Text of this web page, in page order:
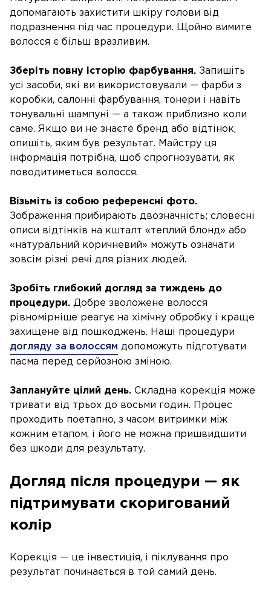
допомагають захистити шкіру голови від
подразнення під час процедури. Щойно вимите
волосся є більш вразливим.
Зберіть повну історію фарбування. Запишіть
усі засоби, які ви використовували — фарби з
коробки, салонні фарбування, тонери і навіть
тонувальні шампуні — а також приблизно коли
саме. Якщо ви не знаєте бренд або відтінок,
опишіть, яким був результат. Майстру ця
інформація потрібна, щоб спрогнозувати, як
поводитиметься волосся.
Візьміть із собою референсні фото.
Зображення прибирають двозначність; словесні
описи відтінків на кшталт «теплий блонд» або
«натуральний коричневий» можуть означати
зовсім різні речі для різних людей.
Зробіть глибокий догляд за тиждень до
процедури. Добре зволожене волосся
рівномірніше реагує на хімічну обробку і краще
захищене від пошкоджень. Наші процедури
догляду за волоссям допоможуть підготувати
пасма перед серйозною зміною.
Заплануйте цілий день. Складна корекція може
тривати від трьох до восьми годин. Процес
проходить поетапно, з часом витримки між
кожним етапом, і його не можна пришвидшити
без шкоди для результату.
Догляд після процедури — як
підтримувати скоригований
колір
Корекція — це інвестиція, і піклування про
результат починається в той самий день.